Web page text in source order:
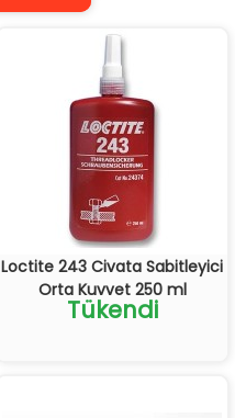
Loctite 243 Civata Sabitleyici
Orta Kuvvet 250 ml
Tükendi